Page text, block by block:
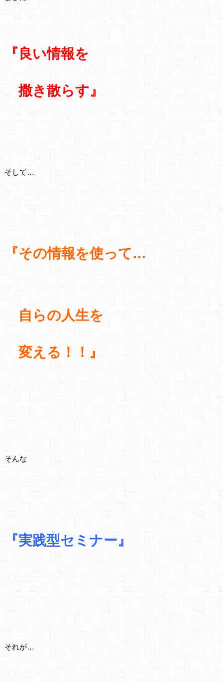
『良い情報を
撒き散らす』
そして…
『その情報を使って…
自らの人生を
変える！！』
そんな
『実践型セミナー』
それが…